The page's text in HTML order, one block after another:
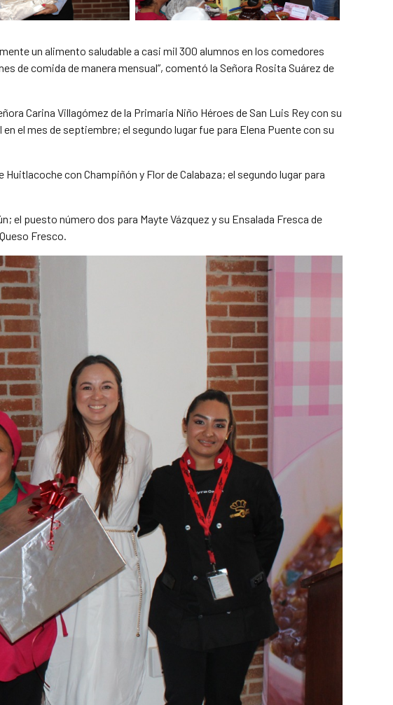
un alimento saludable a casi mil 300 alumnos en los comedores
de comida de manera mensual”, comentó la Señora Rosita Suárez de
Carina Villagómez de la Primaria Niño Héroes de San Luis Rey con su
el mes de septiembre; el segundo lugar fue para Elena Puente con su
con Champiñón y Flor de Calabaza; el segundo lugar para
el puesto número dos para Mayte Vázquez y su Ensalada Fresca de
Fresco.